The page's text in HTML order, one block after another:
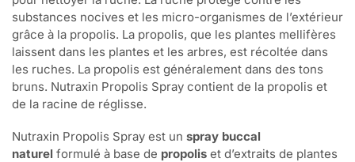
substances nocives et les micro-organismes de l’extérieur
grâce à la propolis. La propolis, que les plantes mellifères
laissent dans les plantes et les arbres, est récoltée dans
les ruches. La propolis est généralement dans des tons
bruns. Nutraxin Propolis Spray contient de la propolis et
de la racine de réglisse.
Nutraxin Propolis Spray est un spray buccal
naturel formulé à base de propolis et d’extraits de plantes